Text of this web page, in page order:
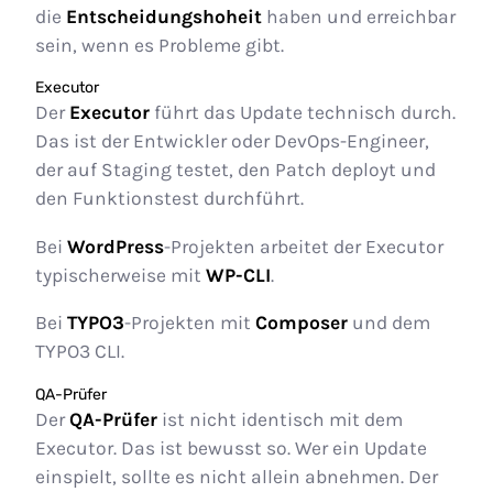
die Entscheidungshoheit haben und erreichbar
sein, wenn es Probleme gibt.
Executor
Der Executor führt das Update technisch durch.
Das ist der Entwickler oder DevOps-Engineer,
der auf Staging testet, den Patch deployt und
den Funktionstest durchführt.
BeiWordPress-Projekten arbeitet der Executor
typischerweise mitWP-CLI.
BeiTYPO3-Projekten mitComposer und dem
TYPO3 CLI.
QA-Prüfer
DerQA-Prüfer ist nicht identisch mit dem
Executor. Das ist bewusst so. Wer ein Update
einspielt, sollte es nicht allein abnehmen. Der